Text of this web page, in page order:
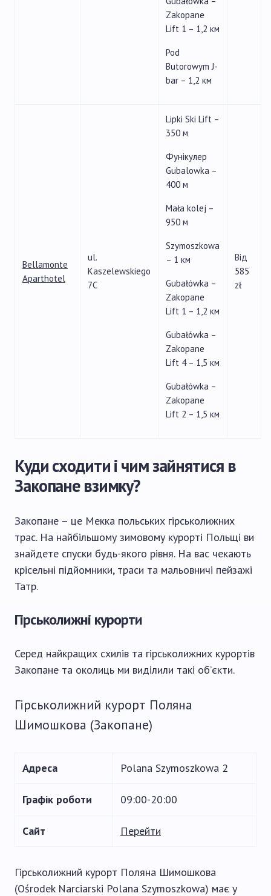
Zakopane
Lift 1 – 1,2 км
Pod
Butorowym J-
bar – 1,2 км
Bellamonte
Aparthotel
ul.
Kaszelewskiego
7C
Lipki Ski Lift –
350 м
Фунікулер
Gubalowka –
400 м
Mała kolej –
950 м
Szymoszkowa
– 1 км
Gubałówka –
Zakopane
Lift 1 – 1,2 км
Gubałówka –
Zakopane
Lift 4 – 1,5 км
Gubałówka –
Zakopane
Lift 2 – 1,5 км
Від
585
zł
Куди сходити і чим зайнятися в
Закопане взимку?
Закопане – це Мекка польських гірськолижних
трас. На найбільшому зимовому курорті Польщі ви
знайдете спуски будь-якого рівня. На вас чекають
крісельні підйомники, траси та мальовничі пейзажі
Татр.
Гірськолижні курорти
Серед найкращих схилів та гірськолижних курортів
Закопане та околиць ми виділили такі об’єкти.
Гірськолижний курорт Поляна
Шимошкова (Закопане)
Адреса Polana Szymoszkowa 2
Графік роботи 09:00-20:00
Сайт Перейти
Гірськолижний курорт Поляна Шимошкова
(Ośrodek Narciarski Polana Szymoszkowa) має у